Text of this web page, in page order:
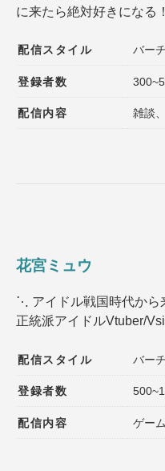
に来たら絶対好きになる！
配信スタイル バー
登録者数
配信内容 雑談
花宮ミュウ
⋱ アイドル戦国時代か
正統派アイドルVtuber/
配信スタイル バー
登録者数
配信内容 ゲー